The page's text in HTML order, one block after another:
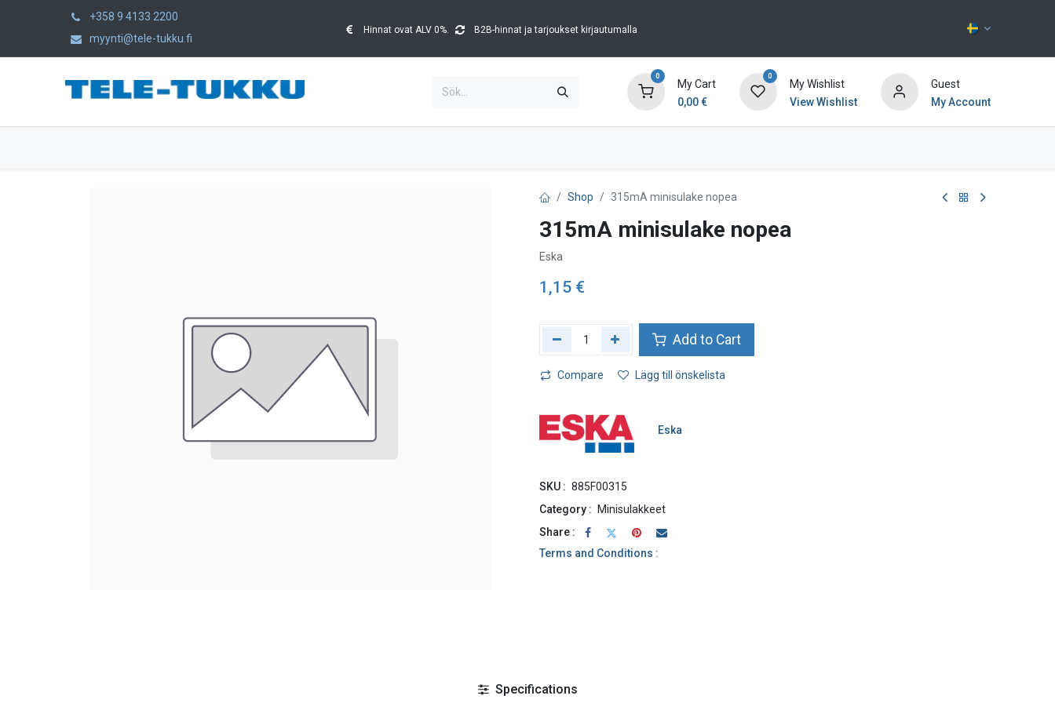
+358 9 4133 2200
myynti@tele-tukku.fi
Hinnat ovat ALV 0%. B2B-hinnat ja tarjoukset kirjautumalla
0
My Cart
0,00€
0
My Wishlist
View Wishlist
Guest
My Account
Shop 315mA minisulake nopea
315mA minisulake nopea
Eska
1,15 €
Add to Cart
Compare Lägg till önskelista
Eska
SKU : 885F00315
Category :
Minisulakkeet
Share :
Terms and Conditions :
Specifications